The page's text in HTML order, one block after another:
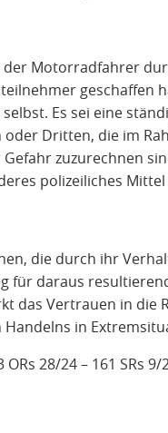
Motorradfahrer
geschaffen
Es sei eine
Dritten, die im
zuzurechnen
polizeiliches
die durch ihr
für daraus
das Vertrauen in die
in
ORs 28/24– 161 SRs 9/